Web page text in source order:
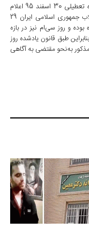
پیشتر اسماعیل ظریف آزاد، مدیرکل روابط کار و جبران خدمت در نامه‌ای به مدیران کل کار استان‌ها درباره تعطیلی 30 اسفند 95 اعلام
کرده بود: «نظر به اینکه به‌موجب لایحه قانونی تعیین تعطیلات رسمی مصوب 8/4/1359 شورای انقلاب جمهوری اسلامی ایران 29
جزو تعطیلات رسمی کشور منظور شده است و در سال‌های کبیسه اسفند ماه 30روزه بوده و روز سی‌ام نیز در بازه
طبق قانون یادشده روز
به‌نحو مقتضی به آگاهی